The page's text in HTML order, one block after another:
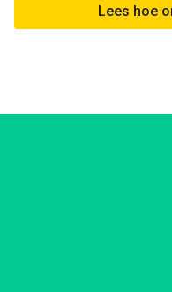
Lees hoe